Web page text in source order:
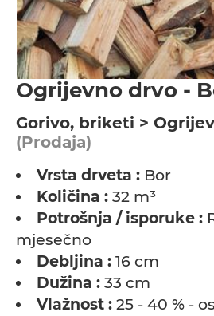
Ogrijevno drvo -
Gorivo, briketi >
(Prodaja)
Vrsta drveta : Bor
Količina : 32 m³
Potrošnja / isporuke :
mjesečno
Debljina : 16 cm
Dužina : 33 cm
Vlažnost : 25 - 40 % -